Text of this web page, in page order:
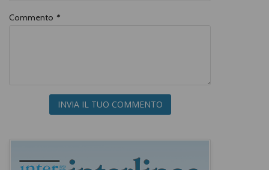
Commento *
INVIA IL TUO COMMENTO